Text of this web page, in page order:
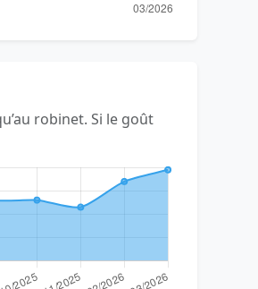
robinet. Si le goût